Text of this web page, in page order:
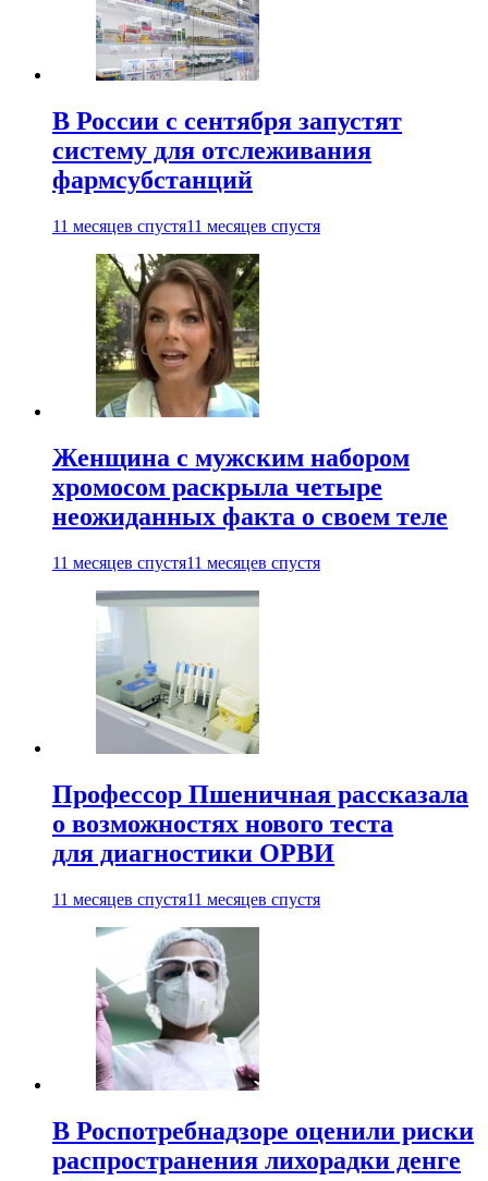
В России с сентября запустят
систему для отслеживания
фармсубстанций
11 месяцев спустя11 месяцев спустя
Женщина с мужским набором
хромосом раскрыла четыре
неожиданных факта о своем теле
11 месяцев спустя11 месяцев спустя
Профессор Пшеничная рассказала
о возможностях нового теста
для диагностики ОРВИ
11 месяцев спустя11 месяцев спустя
В Роспотребнадзоре оценили риски
распространения лихорадки денге